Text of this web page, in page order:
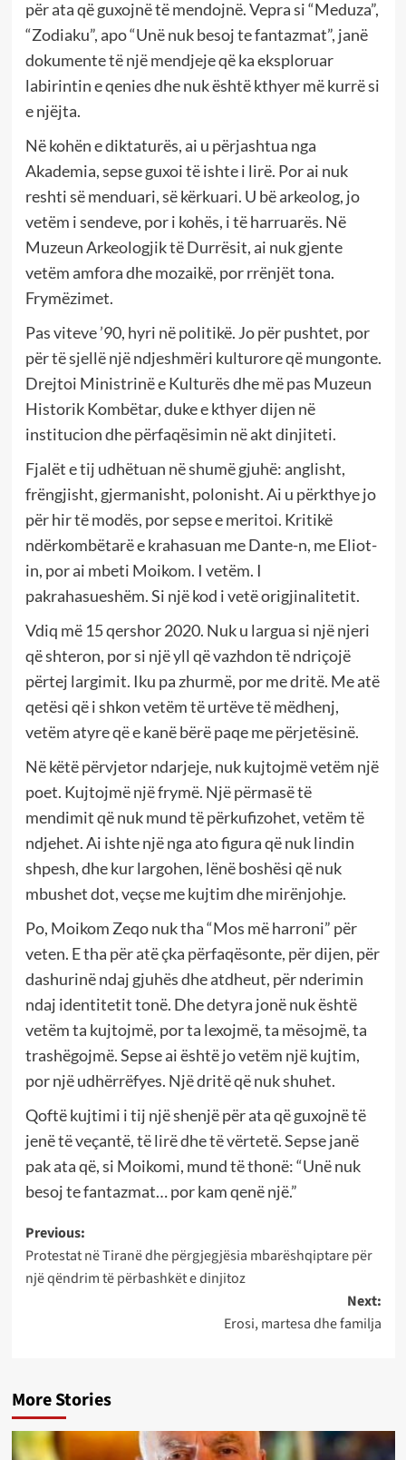
për ata që guxojnë të mendojnë. Vepra si “Meduza”,
“Zodiaku”, apo “Unë nuk besoj te fantazmat”, janë
dokumente të një mendjeje që ka eksploruar
labirintin e qenies dhe nuk është kthyer më kurrë si
e njëjta.
Në kohën e diktaturës, ai u përjashtua nga
Akademia, sepse guxoi të ishte i lirë. Por ai nuk
reshti së menduari, së kërkuari. U bë arkeolog, jo
vetëm i sendeve, por i kohës, i të harruarës. Në
Muzeun Arkeologjik të Durrësit, ai nuk gjente
vetëm amfora dhe mozaikë, por rrënjët tona.
Frymëzimet.
Pas viteve ’90, hyri në politikë. Jo për pushtet, por
për të sjellë një ndjeshmëri kulturore që mungonte.
Drejtoi Ministrinë e Kulturës dhe më pas Muzeun
Historik Kombëtar, duke e kthyer dijen në
institucion dhe përfaqësimin në akt dinjiteti.
Fjalët e tij udhëtuan në shumë gjuhë: anglisht,
frëngjisht, gjermanisht, polonisht. Ai u përkthye jo
për hir të modës, por sepse e meritoi. Kritikë
ndërkombëtarë e krahasuan me Dante-n, me Eliot-
in, por ai mbeti Moikom. I vetëm. I
pakrahasueshëm. Si një kod i vetë origjinalitetit.
Vdiq më 15 qershor 2020. Nuk u largua si një njeri
që shteron, por si një yll që vazhdon të ndriçojë
përtej largimit. Iku pa zhurmë, por me dritë. Me atë
qetësi që i shkon vetëm të urtëve të mëdhenj,
vetëm atyre që e kanë bërë paqe me përjetësinë.
Në këtë përvjetor ndarjeje, nuk kujtojmë vetëm një
poet. Kujtojmë një frymë. Një përmasë të
mendimit që nuk mund të përkufizohet, vetëm të
ndjehet. Ai ishte një nga ato figura që nuk lindin
shpesh, dhe kur largohen, lënë boshësi që nuk
mbushet dot, veçse me kujtim dhe mirënjohje.
Po, Moikom Zeqo nuk tha “Mos më harroni” për
veten. E tha për atë çka përfaqësonte, për dijen, për
dashurinë ndaj gjuhës dhe atdheut, për nderimin
ndaj identitetit tonë. Dhe detyra jonë nuk është
vetëm ta kujtojmë, por ta lexojmë, ta mësojmë, ta
trashëgojmë. Sepse ai është jo vetëm një kujtim,
por një udhërrëfyes. Një dritë që nuk shuhet.
Qoftë kujtimi i tij një shenjë për ata që guxojnë të
jenë të veçantë, të lirë dhe të vërtetë. Sepse janë
pak ata që, si Moikomi, mund të thonë: “Unë nuk
besoj te fantazmat… por kam qenë një.”
Post
navigation
Previous:
Protestat në Tiranë dhe përgjegjësia mbarëshqiptare për
një qëndrim të përbashkët e dinjitoz
Next:
Erosi, martesa dhe familja
More Stories